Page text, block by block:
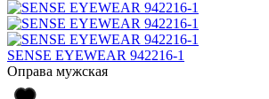
SENSE EYEWEAR 942216-1
Оправа мужская